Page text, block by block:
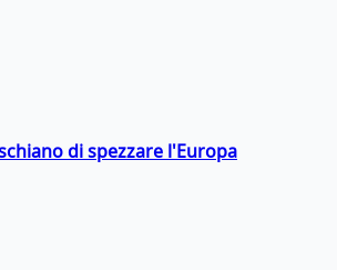
di spezzare l'Europa